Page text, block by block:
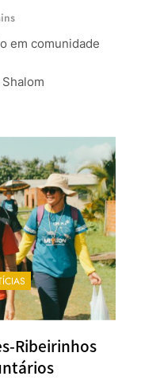
em comunidade
Ribeirinhos